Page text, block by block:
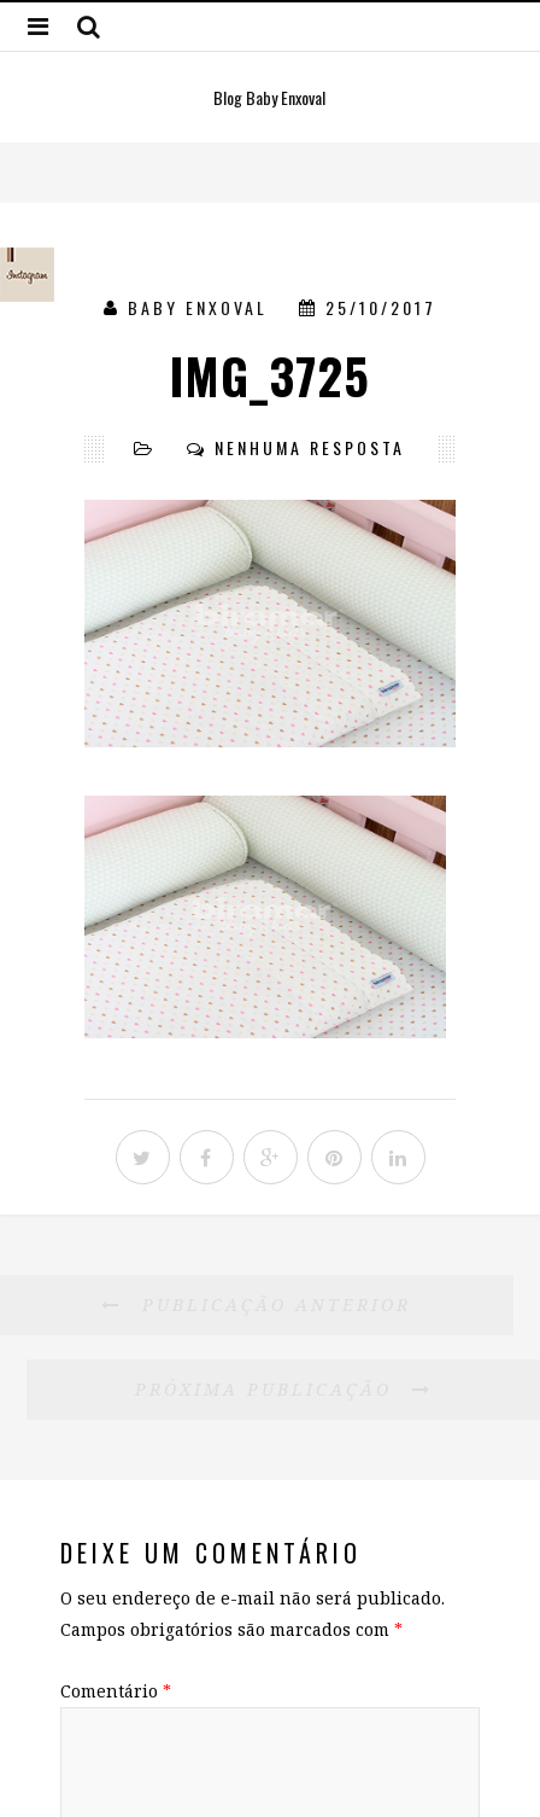
Blog Baby Enxoval
BABY ENXOVAL 25/10/2017
IMG_3725
NENHUMA RESPOSTA
DEIXE UM COMENTÁRIO
O seu endereço de e-mail não será publicado.
Campos obrigatórios são marcados com *
Comentário *